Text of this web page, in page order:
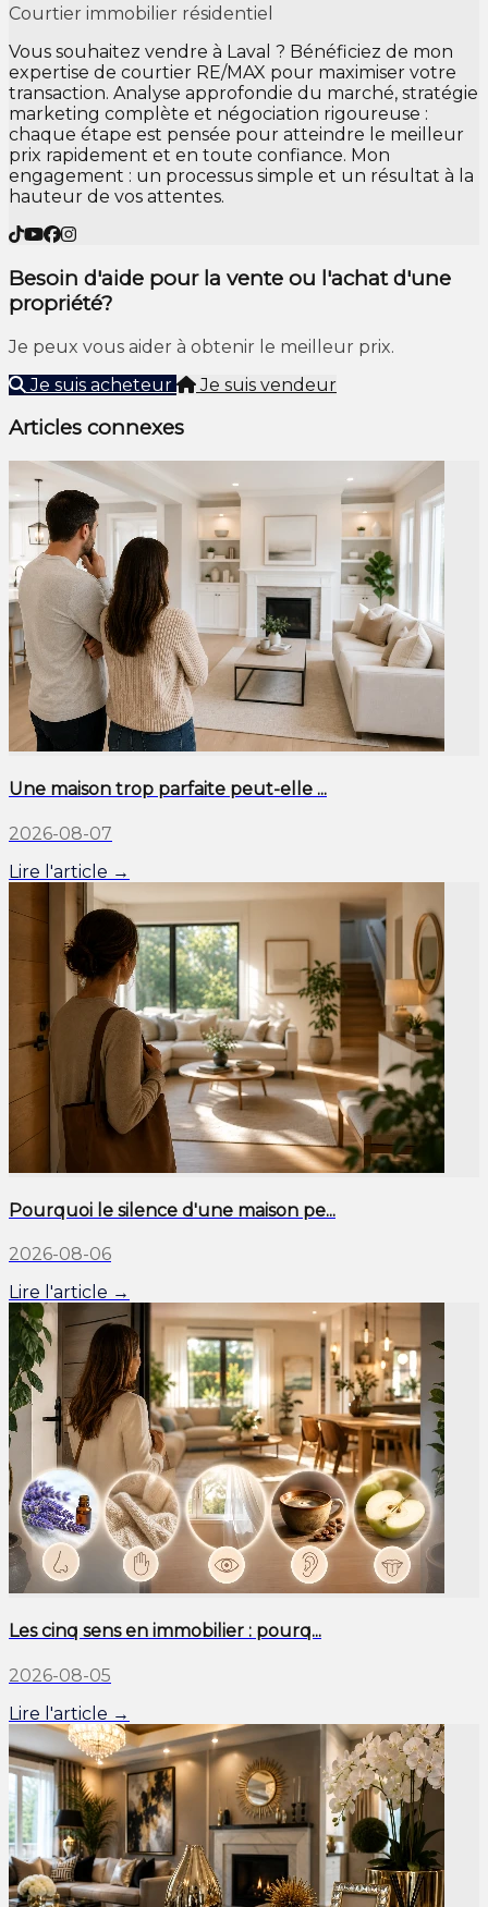
Courtier immobilier résidentiel
Vous souhaitez vendre à Laval ? Bénéficiez de mon
expertise de courtier RE/MAX pour maximiser votre
transaction. Analyse approfondie du marché, stratégie
marketing complète et négociation rigoureuse :
chaque étape est pensée pour atteindre le meilleur
prix rapidement et en toute confiance. Mon
engagement : un processus simple et un résultat à la
hauteur de vos attentes.
Besoin d'aide pour la vente ou l'achat d'une
propriété?
Je peux vous aider à obtenir le meilleur prix.
Je suis acheteur
Je suis vendeur
Articles connexes
Une maison trop parfaite peut-elle ...
2026-08-07
Lire l'article →
Pourquoi le silence d'une maison pe...
2026-08-06
Lire l'article →
Les cinq sens en immobilier : pourq...
2026-08-05
Lire l'article →